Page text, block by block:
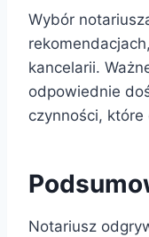
Wybór
kancelarii.
odpowiednie
czynności,
Notariusz